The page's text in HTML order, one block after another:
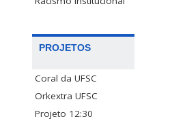
PROJETOS
Coral da UFSC
Orkextra UFSC
Projeto 12:30